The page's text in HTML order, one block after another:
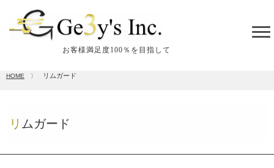
お客様満足度100％を目指して
HOME 〉 リムガード
リムガード